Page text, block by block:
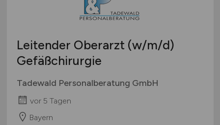
Leitender Oberarzt (w/m/d)
Gefäßchirurgie
Tadewald Personalberatung GmbH
vor 5 Tagen
Bayern